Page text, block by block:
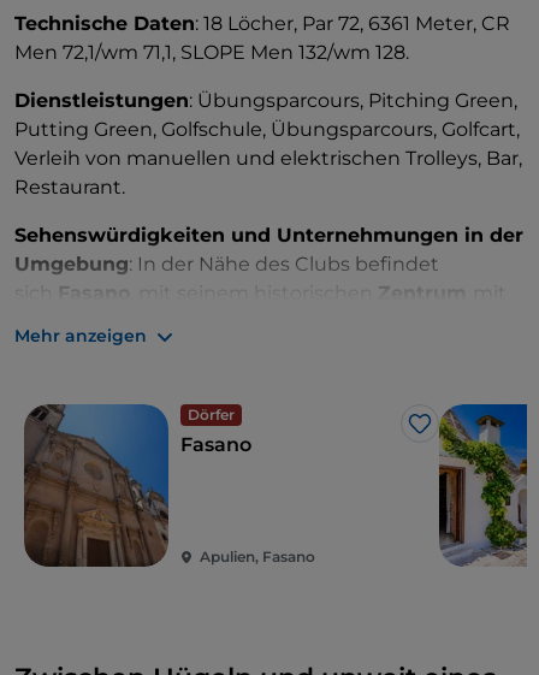
Technische Daten: 18 Löcher, Par 72, 6361 Meter, CR
Men 72,1/wm 71,1, SLOPE Men 132/wm 128.
Dienstleistungen: Übungsparcours, Pitching Green,
Putting Green, Golfschule, Übungsparcours, Golfcart,
Verleih von manuellen und elektrischen Trolleys, Bar,
Restaurant.
Sehenswürdigkeiten und Unternehmungen in der
Umgebung: In der Nähe des Clubs befindet
Fasano Zentrum
wunderschönen Stränden
von Torre Canne und dem Valle d'Itria, mit
bekannten Orten wieAlberobello Ostuni.
Mehr anzeigen
Dörfer
Like
Fasano
Apulien, Fasano